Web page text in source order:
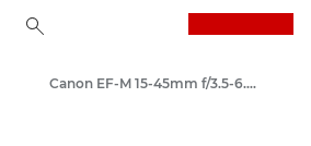
Canon EF-M 15-45mm f/3.5-6.3 IS STM - Обективи – обективи за фотоапарати